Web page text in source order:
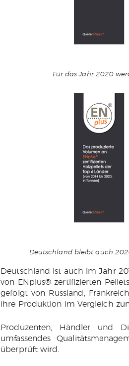
Für das Jahr 2020
Deutschland bleibt auch
Deutschland ist auch im Jahr
von ENplus® zertifizierten
gefolgt von Russland,
ihre Produktion im Vergleich
Produzenten, Händler und
umfassendes
überprüft wird.